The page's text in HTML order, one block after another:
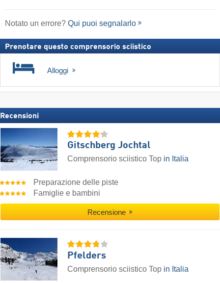
Notato un errore? Qui puoi segnalarlo
Prenotare questo comprensorio sciistico
Alloggi
Recensioni
Gitschberg Jochtal
Comprensorio sciistico Top in Italia
Preparazione delle piste
Famiglie e bambini
Recensione
Pfelders
Comprensorio sciistico Top in Italia